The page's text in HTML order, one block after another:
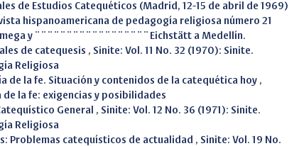
de Estudios Catequéticos (Madrid, 12-15 de abril de 1969)
hispanoamericana de pedagogía religiosa número 21
y ¨¨¨¨¨¨¨¨¨¨¨¨¨¨¨¨¨¨Eichstätt a Medellín.
de catequesis , Sinite: Vol. 11 No. 32 (1970): Sinite.
Religiosa
de la fe. Situación y contenidos de la catequética hoy ,
de la fe: exigencias y posibilidades
General , Sinite: Vol. 12 No. 36 (1971): Sinite.
Religiosa
Problemas catequísticos de actualidad , Sinite: Vol. 19 No.